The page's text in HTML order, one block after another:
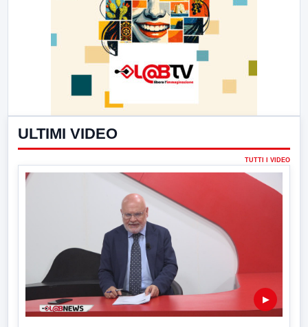
ULTIMI VIDEO
TUTTI I VIDEO
▶